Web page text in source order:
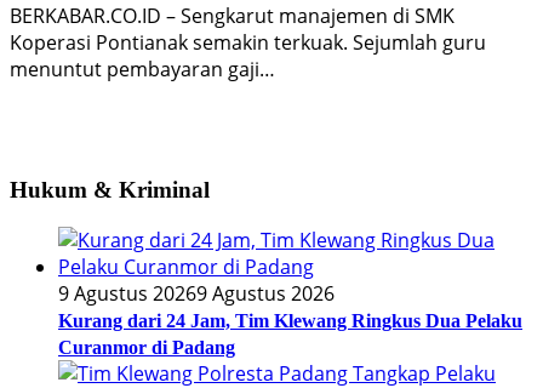
BERKABAR.CO.ID – Sengkarut manajemen di SMK
Koperasi Pontianak semakin terkuak. Sejumlah guru
menuntut pembayaran gaji…
Hukum & Kriminal
9 Agustus 20269 Agustus 2026
Kurang dari 24 Jam, Tim Klewang Ringkus Dua Pelaku
Curanmor di Padang